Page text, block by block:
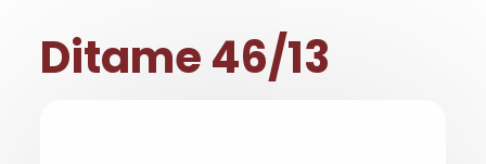
Ditame 46/13